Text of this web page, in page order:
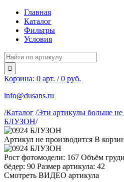
Главная
Каталог
Фильтры
Условия
Корзина: 0 арт. / 0 руб.
info@dusans.ru
/Каталог /Эти артикулы больше не
БЛУЗОН/
Артикул не производится В
Рост фотомодели: 167 Объём
бёдер: 90 Размер артикула: 42
Смотреть ВИДЕО артикула